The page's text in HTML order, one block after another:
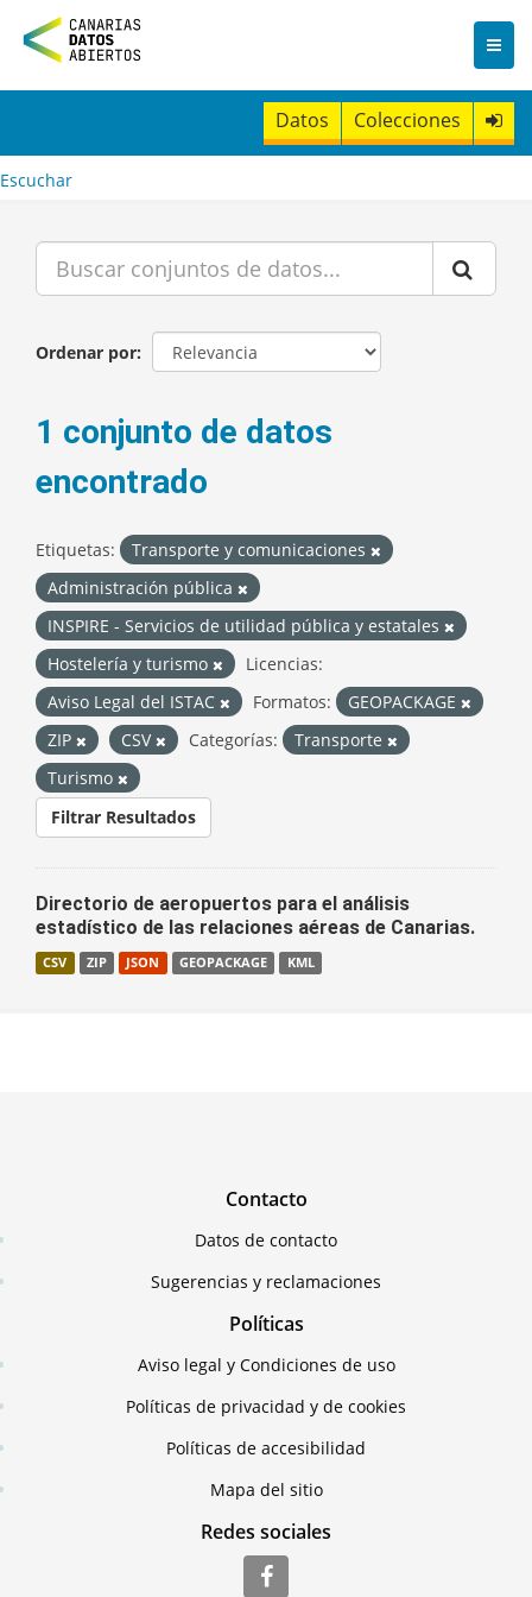
n
t
Datos Colecciones
Escuchar
Ordenar por
1 conjunto de datos
encontrado
Etiquetas:
Transporte y comunicaciones
Administración pública
INSPIRE - Servicios de utilidad pública y estatales
Hostelería y turismo
Licencias:
Aviso Legal del ISTAC
Formatos:
GEOPACKAGE
ZIP
CSV Categorías:
Transporte
Turismo
Filtrar Resultados
Directorio de aeropuertos para el análisis
estadístico de las relaciones aéreas de Canarias.
CSV ZIP JSON GEOPACKAGE KML
Contacto
Datos de contacto
Sugerencias y reclamaciones
Políticas
Aviso legal y Condiciones de uso
Políticas de privacidad y de cookies
Políticas de accesibilidad
Mapa del sitio
Redes sociales